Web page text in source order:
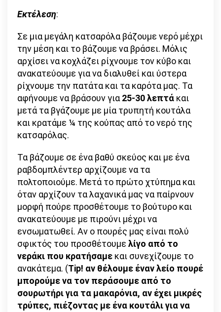
Εκτέλεση:
Σε μια μεγάλη κατσαρόλα βάζουμε νερό μέχρι
την μέση και το βάζουμε να βράσει. Μόλις
αρχίσει να κοχλάζει ρίχνουμε τον κύβο και
ανακατεύουμε για να διαλυθεί και ύστερα
ρίχνουμε την πατάτα και τα καρότα μας. Τα
αφήνουμε να βράσουν για25-30 λεπτά και
μετά τα βγάζουμε με μία τρυπητή κουτάλα
και κρατάμε ¼ της κούπας από το νερό της
κατσαρόλας.
Τα βάζουμε σε ένα βαθύ σκεύος και με ένα
ραβδομπλέντερ αρχίζουμε να τα
πολτοποιούμε. Μετά το πρώτο χτύπημα και
όταν αρχίζουν τα λαχανικά μας να παίρνουν
μορφή πούρε προσθέτουμε το βούτυρο και
ανακατεύουμε με πιρούνι μέχρι να
ενσωματωθεί. Αν ο πουρές μας είναι πολύ
σφικτός του προσθέτουμε λίγο από το
νεράκι που κρατήσαμε και συνεχίζουμε το
ανακάτεμα. (Tip! αν θέλουμε έναν λείο πουρέ
μπορούμε να τον περάσουμε από το
σουρωτήρι για τα μακαρόνια, αν έχει μικρές
τρύπες, πιέζοντας με ένα κουτάλι για να